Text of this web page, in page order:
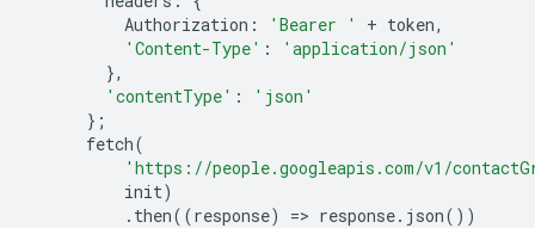
Authorization : 'Bearer ' + token,
'Content-Type' :
'application/json'
},
'contentType' :
'json'
};
fetch(
'https://people.googleapis.com/v1/
init)
. then((response) => response. json())